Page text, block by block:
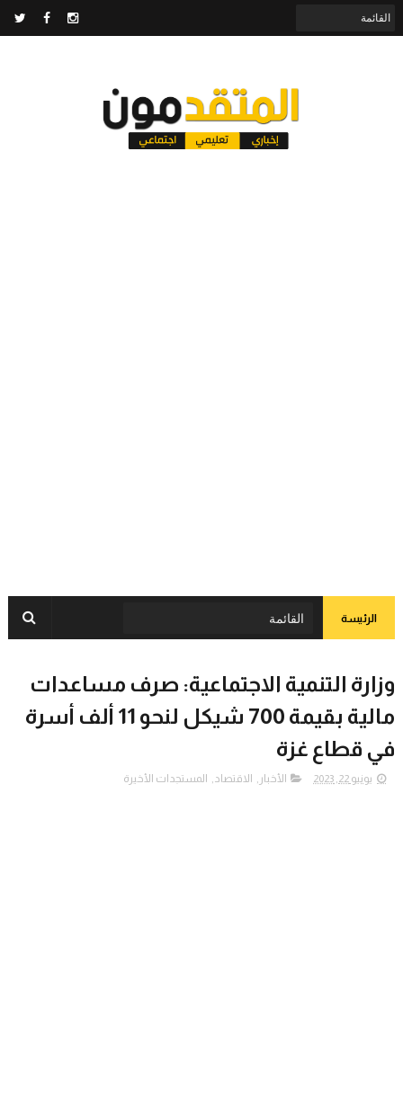
الرئيسة
وزارة التنمية الاجتماعية: صرف مساعدات
مالية بقيمة 700 شيكل لنحو 11 ألف أسرة
في قطاع غزة
يونيو 22, 2023 الأخبار , الاقتصاد, المستجدات الأخيرة